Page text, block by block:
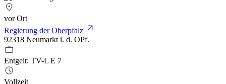
location_on
vor Ort
Regierung der Oberpfalz arrow_outward
92318 Neumarkt i. d. OPf.
work
Entgelt: TV-L E 7
schedule
Vollzeit